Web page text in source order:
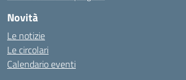
Novità
Le notizie
Le circolari
Calendario eventi